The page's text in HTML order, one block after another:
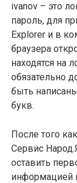
ivanov – это
пароль, для
Explorer и в
браузера
находятся на
обязательно
быть
букв.
После того
Сервис
оставить
информацией